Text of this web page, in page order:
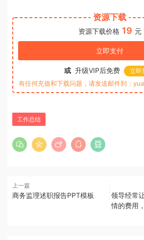
资源下载
资源下载价格 19 元
立即支付
或 升级VIP后免费 立即
有任何充值和下载问题，请发送邮件到：
工作总结
上一篇
商务监理述职报告PPT模板
领导经常
情的费用